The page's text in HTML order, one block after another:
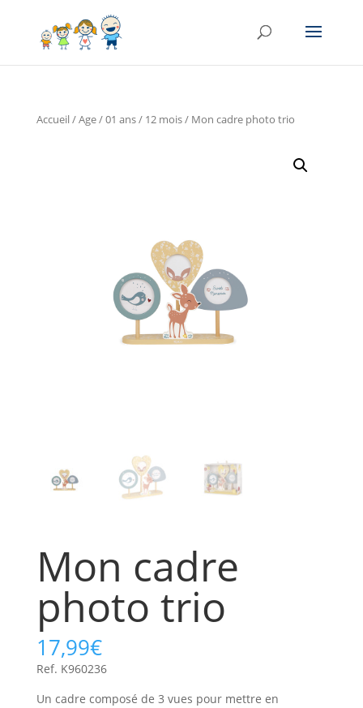
Accueil/Age/01 ans / 12 mois/ Mon cadre photo trio
Mon cadre
photo trio
17,99€
Ref. K960236
Un cadre composé de 3 vues pour mettre en